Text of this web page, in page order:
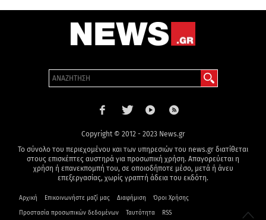
Copyright © 2012 - 2023 News.gr
Το σύνολο του περιεχομένου και των υπηρεσιών του news.gr διατίθεται
στους επισκέπτες αυστηρά για προσωπική χρήση. Απαγορεύεται η
χρήση ή επανεκπομπή του, σε οποιοδήποτε μέσο, μετά ή άνευ
επεξεργασίας, χωρίς γραπτή άδεια του εκδότη.
Αρχική Επικοινωνήστε μαζί μας Διαφήμιση Όροι Χρήσης
Προστασία προσωπικών δεδομένων Ταυτότητα RSS